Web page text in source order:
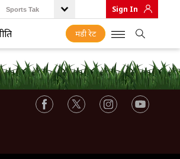
Sports Tak Sign In
मंडी रेट